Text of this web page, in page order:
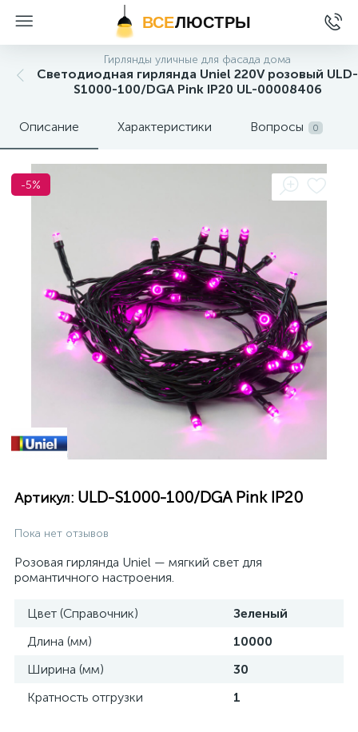
ВСЕЛЮСТРЫ
Гирлянды уличные для фасада дома
Светодиодная гирлянда Uniel 220V розовый ULD-
S1000-100/DGA Pink IP20 UL-00008406
Описание Характеристики Вопросы 0
-5%
Артикул: ULD-S1000-100/DGA Pink IP20
Пока нет отзывов
Розовая гирлянда Uniel — мягкий свет для
романтичного настроения.
Цвет (Справочник)
Зеленый
Длина (мм)
10000
Ширина (мм)
30
Кратность отгрузки
1